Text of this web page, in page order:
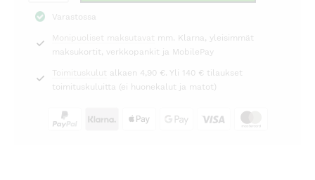
Re:designed
määrä
Varastossa
Monipuoliset maksutavat mm. Klarna, yleisimmät
maksukortit, verkkopankit ja MobilePay
Toimituskulut alkaen 4,90 €. Yli 140 € tilaukset
toimituskuluitta (ei huonekalut ja matot)